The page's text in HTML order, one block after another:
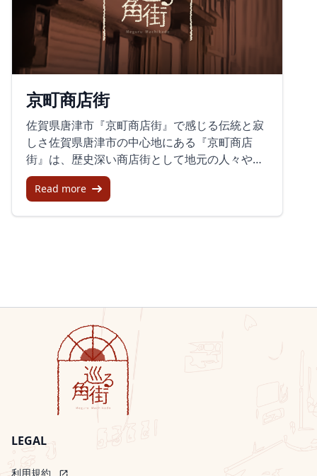
じられます。新しい取り組みと古き良き時代の
雰囲気が共存する白山名店街は、地域の未来へ
の期待を抱かせます。今後の展開としては、ス
マートフォンを活用したスタンプラリーの導入
つ、さらなる商店街の活性化を目指していま
す。白山名店街は、古き良き時代と現代が交差
する、佐賀を代表する観光スポットとして成長
していくことでしょう。
起こさせる古い写真が飾られており、昭和の懐
かしさを味わうことができます。商店街の魅力
と現状中央市場商店街の魅力は、その昭和レト
ロな設定だけではありません。商店街内には、
「八起のキャンデー」というアイス屋さんが現
役で営業しており、親しみやすい地元の味を提
供しています。しかしながら、多くの空きテナ
ントが目につき、このままではその昭和の風情
も失われるのではとの懸念も感じられます。過
去の賑わいを示す写真と対比される現在の静か
な通りは、訪れる者に一抹の寂しさと共に郷愁
を感じさせます。終わりに鳥栖市の中央市場商
店街で感じることができる、昭和にタイムスリ
京町商店街
佐賀県唐津市『京町商店街』で感じる伝統と寂
しさ佐賀県唐津市の中心地にある『京町商店
街』は、歴史深い商店街として地元の人々や観
光客に愛されています。この商店街は、唐津城
や虹の松原といった観光名所の近くに位置し、
で、このお祭りでは豪華な山車が商店街を練り
歩き、見る人々の心を惹きつけます。また、地
元の特産品を販売するイベントや、伝統文化を
紹介する催しも多く、地元住民と観光客で賑わ
います。様々な店舗が態勢を整える商店街内に
は、『メガネ・補聴器のモンデン』や『中野陶
痴窯本店』、『中川茶園』など、様々な商店が
ニークな商品やサービスを提供し、訪れる人々
を楽しませています。ただし、活気ある店舗が
Read more
LEGAL
利用規約